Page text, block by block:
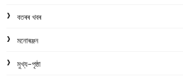
বতৰৰ খবৰ
মনোৰঞ্জন
মুখ্য-পৃষ্ঠা